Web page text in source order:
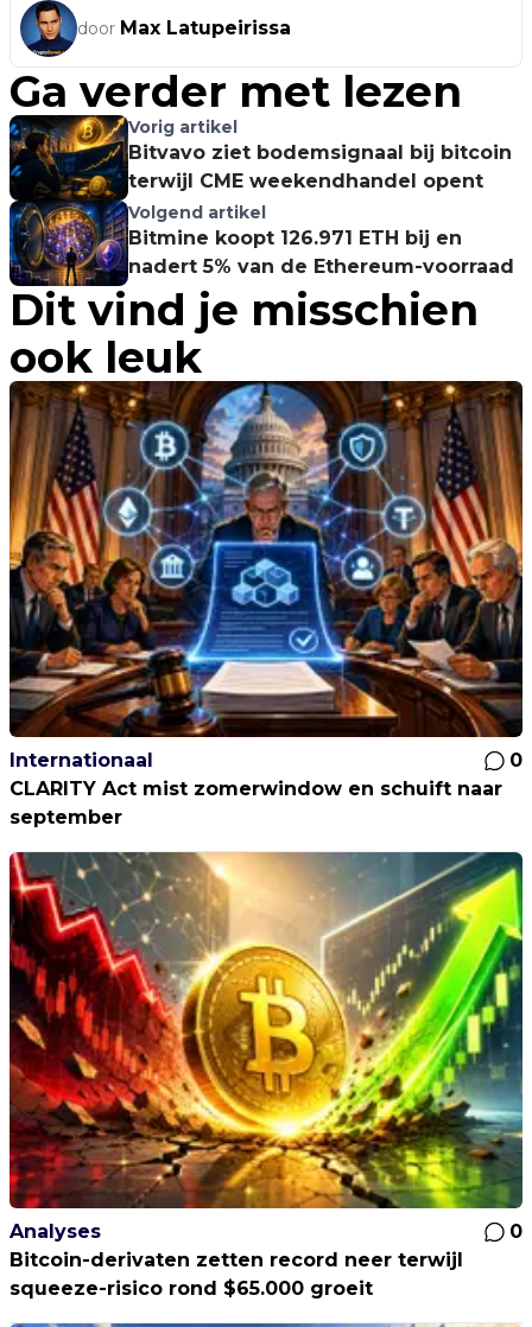
door Max Latupeirissa
Ga verder met lezen
Vorig artikel
Bitvavo ziet bodemsignaal bij bitcoin
terwijl CME weekendhandel opent
Volgend artikel
Bitmine koopt 126.971 ETH bij en
nadert 5% van de Ethereum-voorraad
Dit vind je misschien
ook leuk
Internationaal
0
CLARITY Act mist zomerwindow en schuift naar
september
Analyses
0
Bitcoin-derivaten zetten record neer terwijl
squeeze-risico rond $65.000 groeit